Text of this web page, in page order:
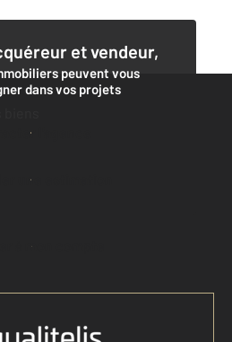
et vendeur,
peuvent vous
dans vos projets
l'agence
une estimation
à mon compte